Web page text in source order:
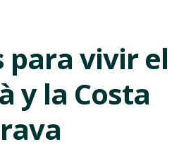
para vivir el
y la Costa